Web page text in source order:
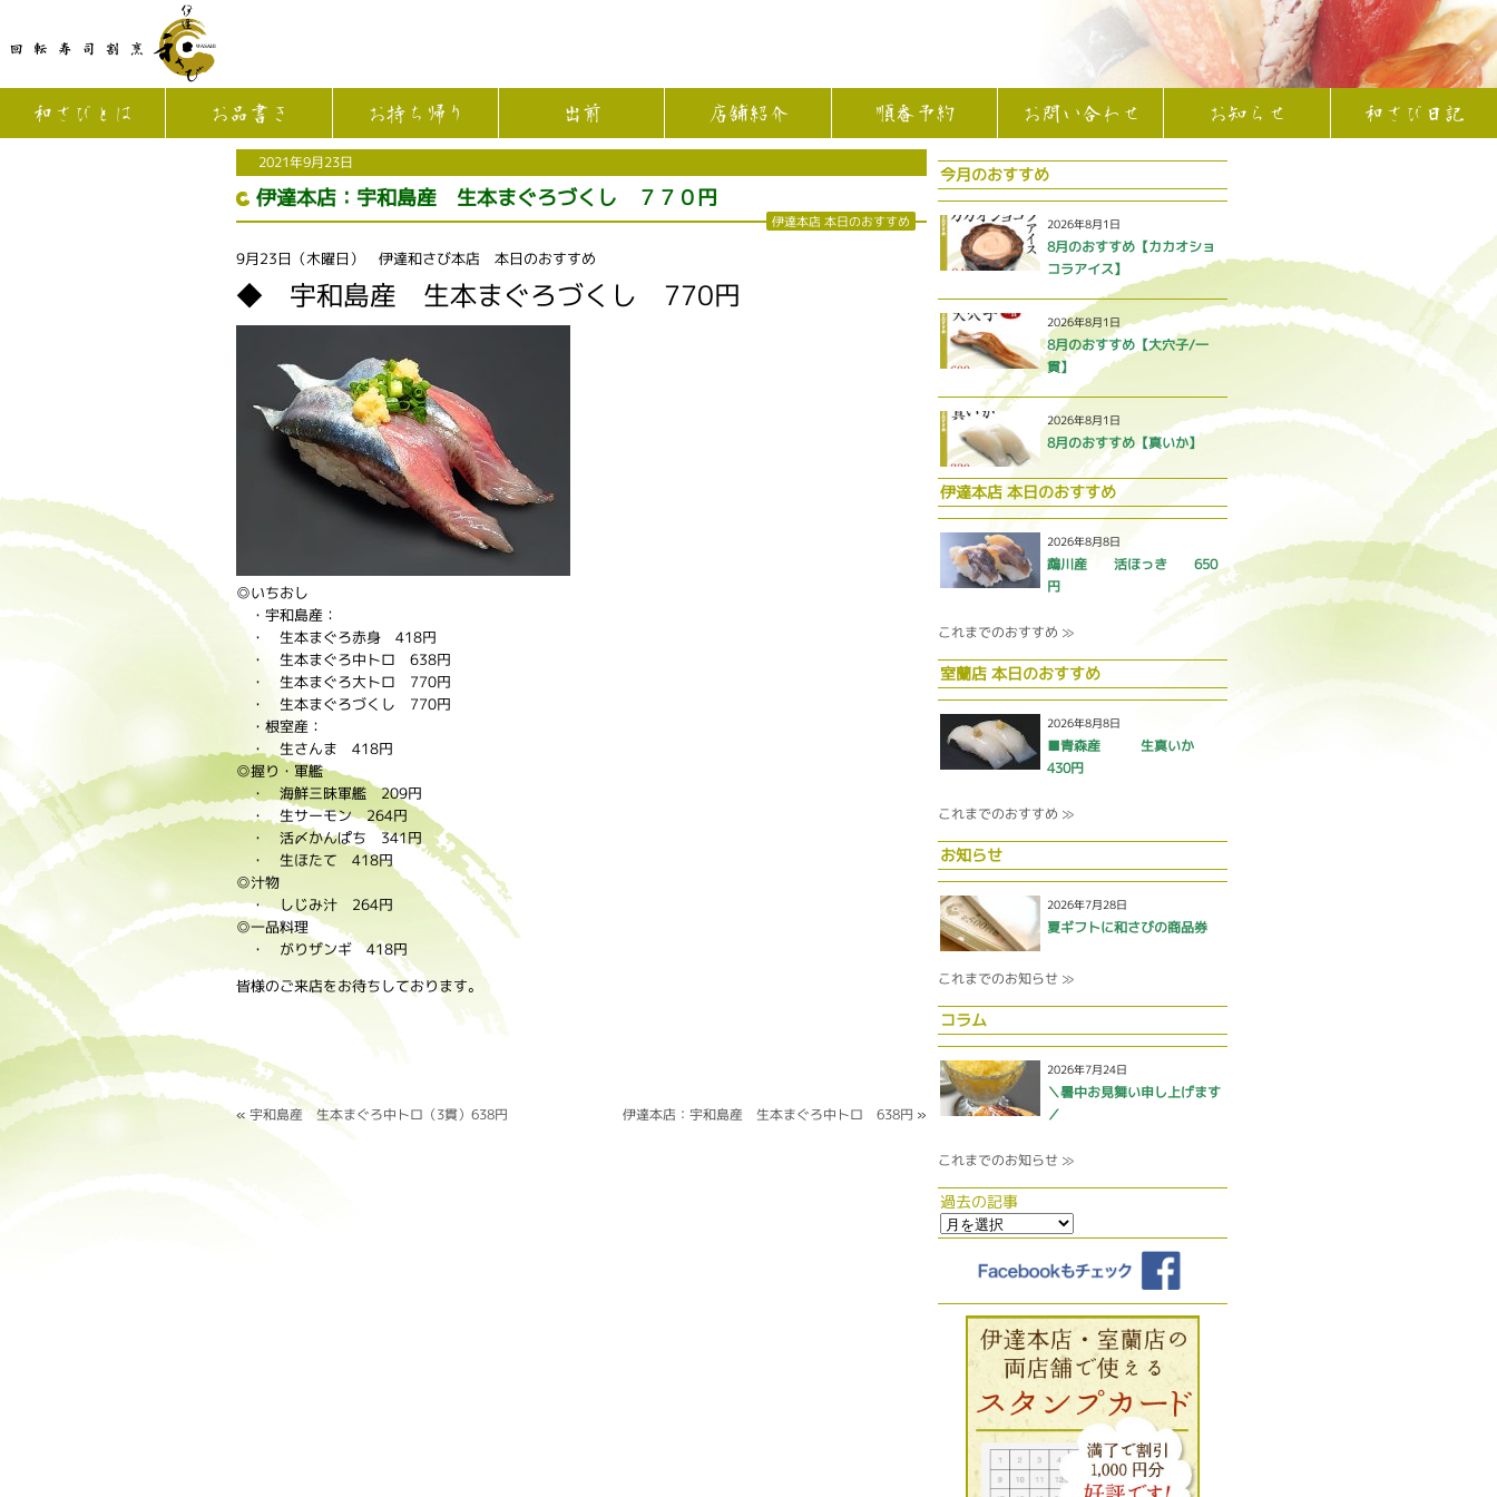
和さびとは お品書き お持ち帰り 出前 店舗紹介 順番予約 お問い合わせ お知らせ 和さび日記
2021年9月23日
伊達本店：宇和島産 生本まぐろづくし ７７０円
伊達本店 本日のおすすめ
9月23日（木曜日） 伊達和さび本店 本日のおすすめ
◆ 宇和島産 生本まぐろづくし 770円
◎いちおし
・宇和島産：
・ 生本まぐろ赤身 418円
・ 生本まぐろ中トロ 638円
・ 生本まぐろ大トロ 770円
・ 生本まぐろづくし 770円
・根室産：
・ 生さんま 418円
◎握り・軍艦
・ 海鮮三昧軍艦 209円
・ 生サーモン 264円
・ 活〆かんぱち 341円
・ 生ほたて 418円
◎汁物
・ しじみ汁 264円
◎一品料理
・ がりザンギ 418円
皆様のご来店をお待ちしております。
«宇和島産 生本まぐろ中トロ（3貫）638円 伊達本店：宇和島産 生本まぐろ中トロ 638円 »
今月のおすすめ
2026年8月1日
8月のおすすめ【カカオショ
コラアイス】
2026年8月1日
8月のおすすめ【大穴子/一
貫】
2026年8月1日
8月のおすすめ【真いか】
伊達本店 本日のおすすめ
2026年8月8日
鵡川産 活ほっき 650
円
これまでのおすすめ ≫
室蘭店 本日のおすすめ
2026年8月8日
■青森産 生真いか
430円
これまでのおすすめ ≫
お知らせ
2026年7月28日
夏ギフトに和さびの商品券
これまでのお知らせ ≫
コラム
2026年7月24日
＼暑中お見舞い申し上げます
／
これまでのお知らせ ≫
過去の記事